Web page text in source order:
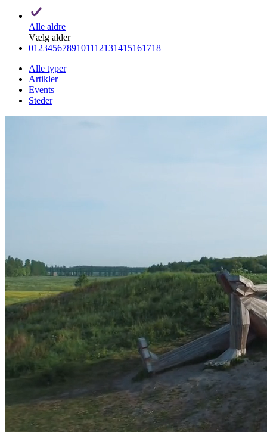
Alle aldre
Vælg alder
0123456789101112131415161718
Alle typer
Artikler
Events
Steder